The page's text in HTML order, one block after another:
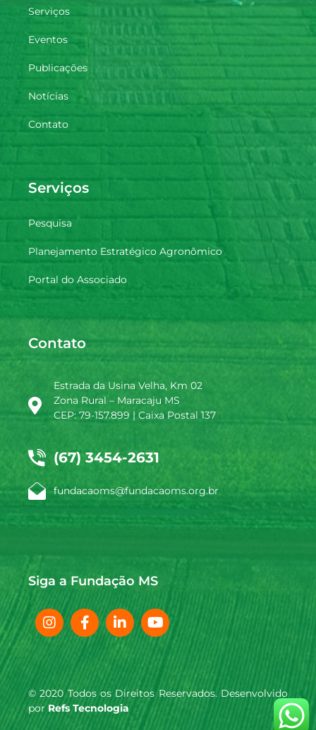
Serviços
Eventos
Publicações
Notícias
Contato
Serviços
Pesquisa
Planejamento Estratégico Agronômico
Portal do Associado
Contato
Estrada da Usina Velha, Km 02
Zona Rural – Maracaju MS
CEP: 79-157.899 | Caixa Postal 137
(67) 3454-2631
fundacaoms@fundacaoms.org.br
Siga a Fundação MS
© 2020 Todos os Direitos Reservados. Desenvolvido
porRefs Tecnologia